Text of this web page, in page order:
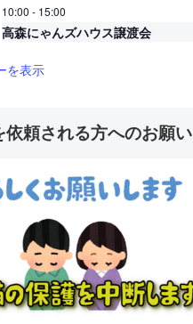
10:00 - 15:00
高森にゃんズハウス譲渡会
を表示
依頼される方へのお願い